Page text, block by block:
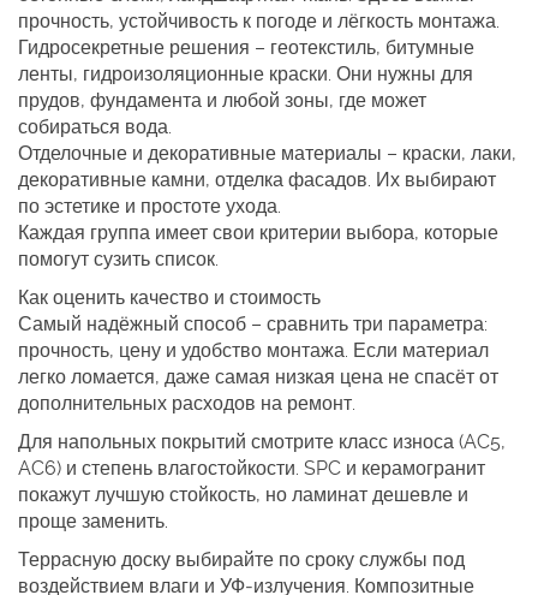
прочность, устойчивость к погоде и лёгкость монтажа.
Гидросекретные решения – геотекстиль, битумные
ленты, гидроизоляционные краски. Они нужны для
прудов, фундамента и любой зоны, где может
собираться вода.
Отделочные и декоративные материалы – краски, лаки,
декоративные камни, отделка фасадов. Их выбирают
по эстетике и простоте ухода.
Каждая группа имеет свои критерии выбора, которые
помогут сузить список.
Как оценить качество и стоимость
Самый надёжный способ – сравнить три параметра:
прочность, цену и удобство монтажа. Если материал
легко ломается, даже самая низкая цена не спасёт от
дополнительных расходов на ремонт.
Для напольных покрытий смотрите класс износа (AC5,
AC6) и степень влагостойкости. SPC и керамогранит
покажут лучшую стойкость, но ламинат дешевле и
проще заменить.
Террасную доску выбирайте по сроку службы под
воздействием влаги и УФ‑излучения. Композитные